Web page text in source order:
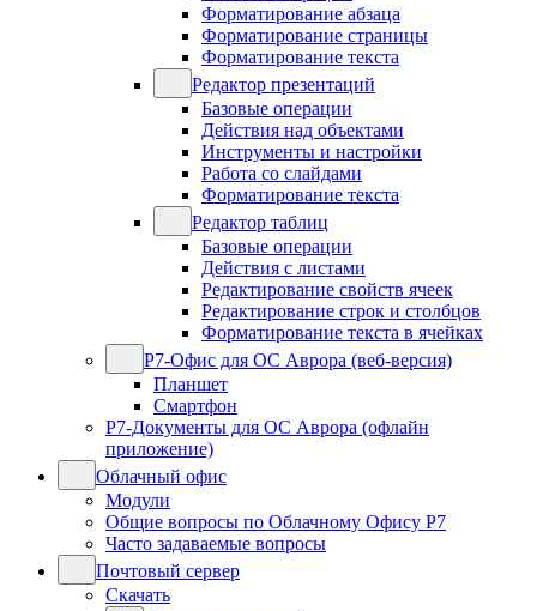
Форматирование абзаца
Форматирование страницы
Форматирование текста
Редактор презентаций
Базовые операции
Действия над объектами
Инструменты и настройки
Работа со слайдами
Форматирование текста
Редактор таблиц
Базовые операции
Действия с листами
Редактирование свойств ячеек
Редактирование строк и столбцов
Форматирование текста в ячейках
Р7-Офис для ОС Аврора (веб-версия)
Планшет
Смартфон
Р7-Документы для ОС Аврора (офлайн
приложение)
Облачный офис
Модули
Общие вопросы по Облачному Офису Р7
Часто задаваемые вопросы
Почтовый сервер
Скачать